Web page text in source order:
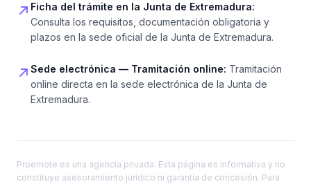
Ficha del trámite en la Junta de Extremadura:
Consulta los requisitos, documentación obligatoria y
plazos en la sede oficial de la Junta de Extremadura.
Sede electrónica — Tramitación online: Tramitación
online directa en la sede electrónica de la Junta de
Extremadura.
Proemote es una agencia privada. Esta página es informativa y no
constituye asesoramiento jurídico ni garantía de concesión. Para